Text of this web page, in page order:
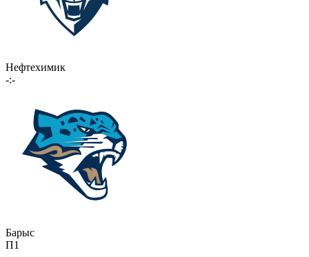
Нефтехимик
-:-
Барыс
П1